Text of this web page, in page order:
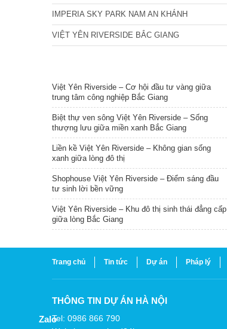
IMPERIA SKY PARK NAM AN KHÁNH
VIỆT YÊN RIVERSIDE BẮC GIANG
Việt Yên Riverside – Cơ hội đầu tư vàng giữa
trung tâm công nghiệp Bắc Giang
Biệt thự ven sông Việt Yên Riverside – Sống
thượng lưu giữa miền xanh Bắc Giang
Liền kề Việt Yên Riverside – Không gian sống
xanh giữa lòng đô thị
Shophouse Việt Yên Riverside – Điểm sáng đầu
tư sinh lời bền vững
Việt Yên Riverside – Khu đô thị sinh thái đẳng cấp
giữa lòng Bắc Giang
Trang chủ Tin tức Dự án Pháp lý
THÔNG TIN DỰ ÁN HÀ NỘI
Tel: 0986 866 790
Zalo